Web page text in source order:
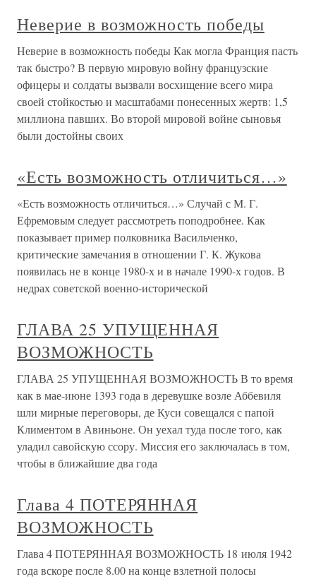
Неверие в возможность победы
Неверие в возможность победы Как могла Франция пасть
так быстро? В первую мировую войну французские
офицеры и солдаты вызвали восхищение всего мира
своей стойкостью и масштабами понесенных жертв: 1,5
миллиона павших. Во второй мировой войне сыновья
были достойны своих
«Есть возможность отличиться…»
«Есть возможность отличиться…» Случай с М. Г.
Ефремовым следует рассмотреть поподробнее. Как
показывает пример полковника Васильченко,
критические замечания в отношении Г. К. Жукова
появилась не в конце 1980-х и в начале 1990-х годов. В
недрах советской военно-исторической
ГЛАВА 25 УПУЩЕННАЯ
ВОЗМОЖНОСТЬ
ГЛАВА 25 УПУЩЕННАЯ ВОЗМОЖНОСТЬ В то время
как в мае-июне 1393 года в деревушке возле Аббевиля
шли мирные переговоры, де Куси совещался с папой
Климентом в Авиньоне. Он уехал туда после того, как
уладил савойскую ссору. Миссия его заключалась в том,
чтобы в ближайшие два года
Глава 4 ПОТЕРЯННАЯ
ВОЗМОЖНОСТЬ
Глава 4 ПОТЕРЯННАЯ ВОЗМОЖНОСТЬ 18 июля 1942
года вскоре после 8.00 на конце взлетной полосы